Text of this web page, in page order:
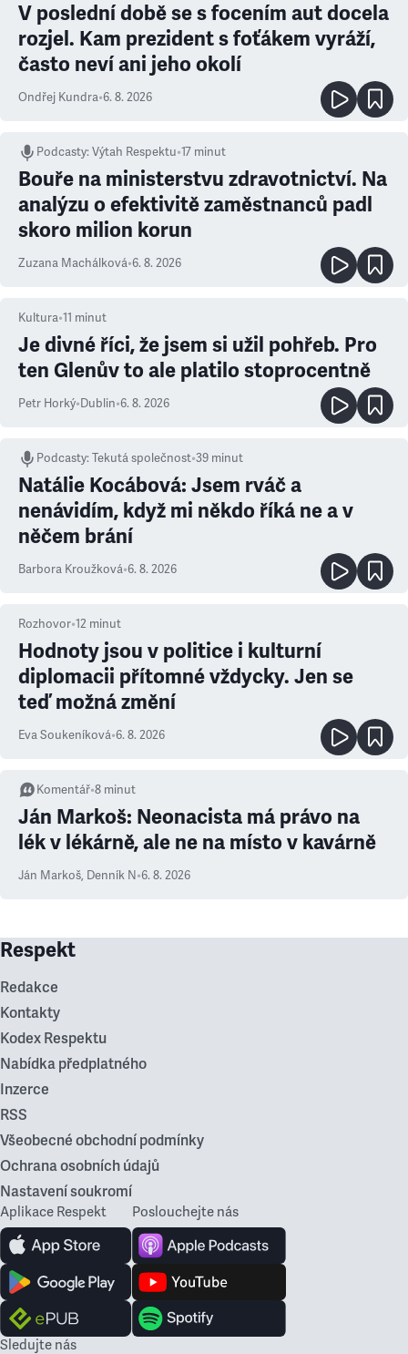
V poslední době se s focením aut docela
rozjel. Kam prezident s foťákem vyráží,
často neví ani jeho okolí
Ondřej Kundra•6. 8. 2026
Podcasty:Výtah Respektu•17 minut
Bouře na ministerstvu zdravotnictví. Na
analýzu o efektivitě zaměstnanců padl
skoro milion korun
Zuzana Machálková•6. 8. 2026
Kultura•11 minut
Je divné říci, že jsem si užil pohřeb. Pro
ten Glenův to ale platilo stoprocentně
Petr Horký•Dublin•6. 8. 2026
Podcasty:Tekutá společnost•39 minut
Natálie Kocábová: Jsem rváč a
nenávidím, když mi někdo říká ne a v
něčem brání
Barbora Kroužková•6. 8. 2026
Rozhovor•12 minut
Hodnoty jsou v politice i kulturní
diplomacii přítomné vždycky. Jen se
teď možná změní
Eva Soukeníková•6. 8. 2026
Komentář•8 minut
Ján Markoš: Neonacista má právo na
lék v lékárně, ale ne na místo v kavárně
Ján Markoš, Denník N•6. 8. 2026
Respekt
Redakce
Kontakty
Kodex Respektu
Nabídka předplatného
Inzerce
RSS
Všeobecné obchodní podmínky
Ochrana osobních údajů
Nastavení soukromí
Aplikace Respekt Poslouchejte nás
Sledujte nás